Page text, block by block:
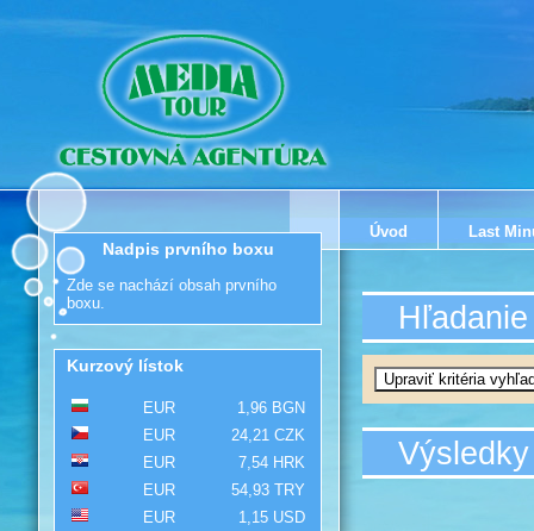
Úvod Last
Nadpis prvního boxu
Zde se nachází obsah prvního
boxu.
Kurzový lístok
EUR
1,96 BGN
EUR
24,21 CZK
EUR
7,54 HRK
EUR
54,93 TRY
EUR
1,15 USD